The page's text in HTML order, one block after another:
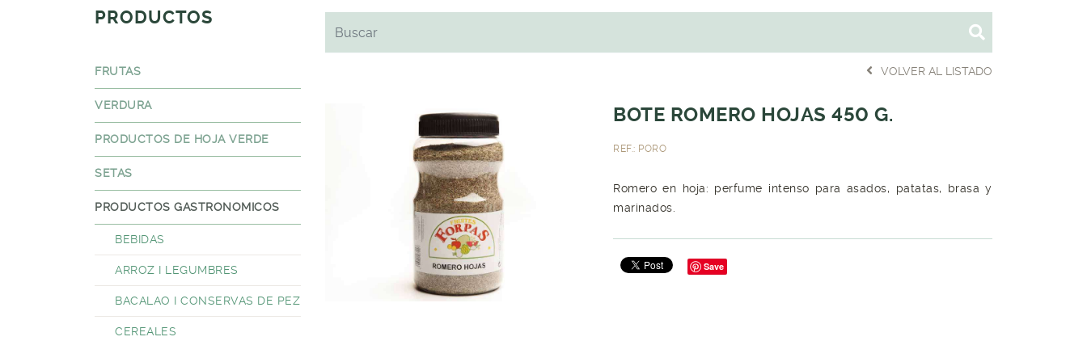
PRODUCTOS
FRUTAS
VERDURA
PRODUCTOS DE HOJA VERDE
SETAS
PRODUCTOS GASTRONOMICOS
BEBIDAS
ARROZ I LEGUMBRES
BACALAO I CONSERVAS DE PEZ
CEREALES
VOLVER AL LISTADO
BOTE ROMERO HOJAS 450 G.
REF.: PORO
Romero en hoja: perfume intenso para asados, patatas, brasa y
marinados.
Save